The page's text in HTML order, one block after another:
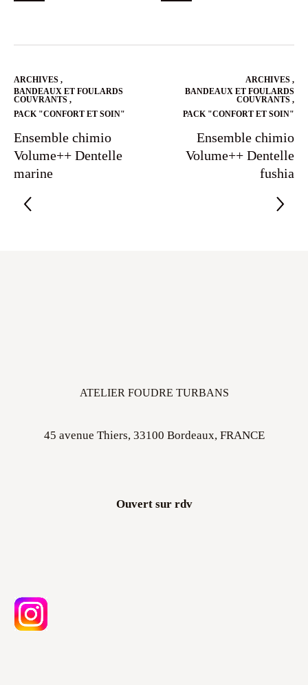
ARCHIVES ,
BANDEAUX ET FOULARDS
COUVRANTS ,
PACK "CONFORT ET SOIN"
Ensemble chimio
Volume++ Dentelle
marine
ARCHIVES ,
BANDEAUX ET FOULARDS
COUVRANTS ,
PACK "CONFORT ET SOIN"
Ensemble chimio
Volume++ Dentelle
fushia
ATELIER FOUDRE TURBANS
45 avenue Thiers, 33100 Bordeaux, FRANCE
Ouvert sur rdv